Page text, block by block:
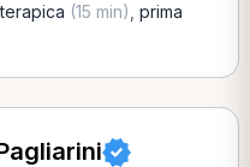
(15 min) prima